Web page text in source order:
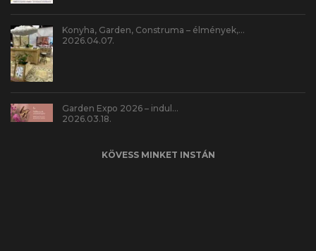
Konyha, Garden, Construma – élmények,…
2026.04.07.
Garden Expo 2026 – indul…
2026.03.18.
KÖVESS MINKET INSTÁN